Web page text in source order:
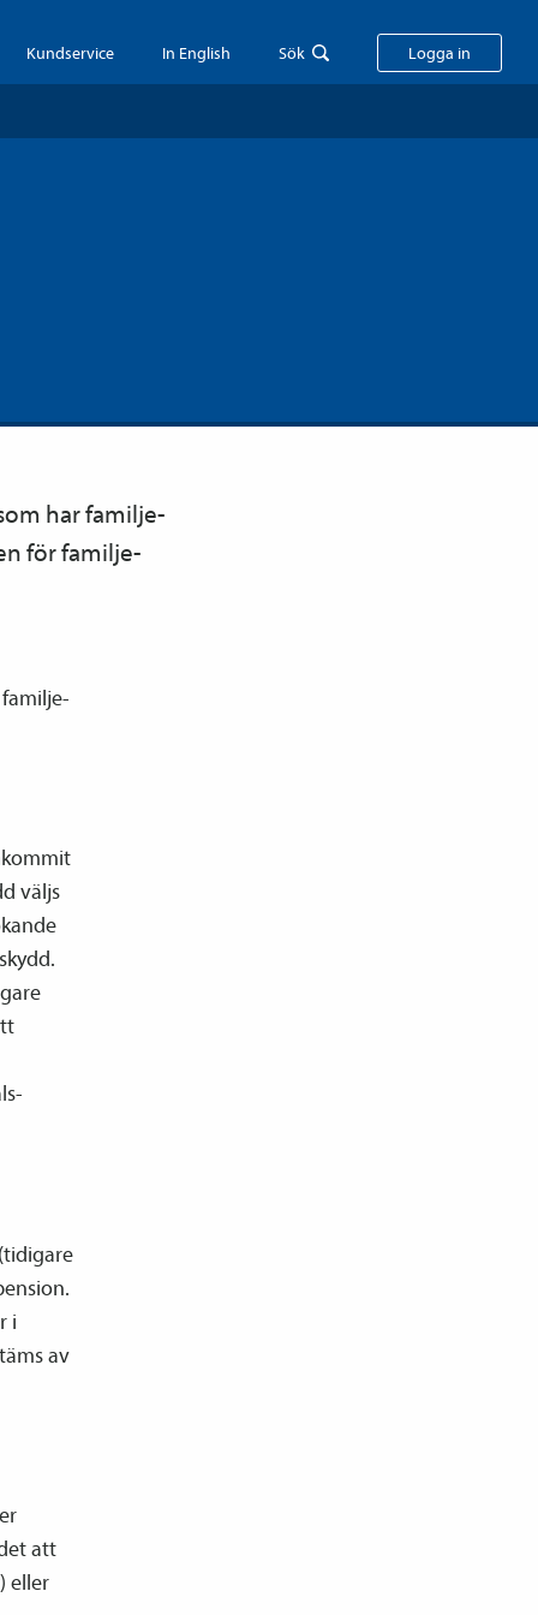
Kundservice In English Sök Logga in
har familje­
för familje­
familje­
väljs
i
av
att
eller